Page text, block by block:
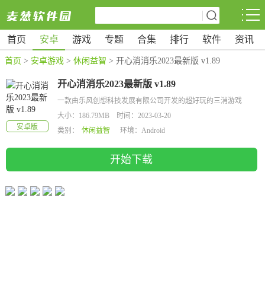
首页 安卓 游戏 专题 合集 排行 软件 资讯
首页 > 安卓游戏 > 休闲益智 > 开心消消乐2023最新版 v1.89
安卓版
开心消消乐2023最新版 v1.89
一款由乐风创想科技发展有限公司开发的超好玩的三消游戏
大小：186.79MB 时间：2023-03-20
类别：
休闲益智 环境：Android
开始下载